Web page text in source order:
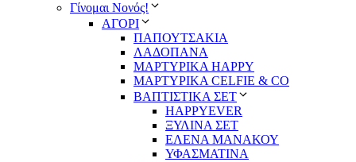
Γίνομαι Νονός!
ΑΓΟΡΙ
ΠΑΠΟΥΤΣΑΚΙΑ
ΛΑΔΟΠΑΝΑ
ΜΑΡΤΥΡΙΚΑ HAPPY
ΜΑΡΤΥΡΙΚΑ CELFIE & CO
ΒΑΠΤΙΣΤΙΚΑ ΣΕΤ
HAPPYEVER
ΞΥΛΙΝΑ ΣΕΤ
ΕΛΕΝΑ ΜΑΝΑΚΟΥ
ΥΦΑΣΜΑΤΙΝΑ